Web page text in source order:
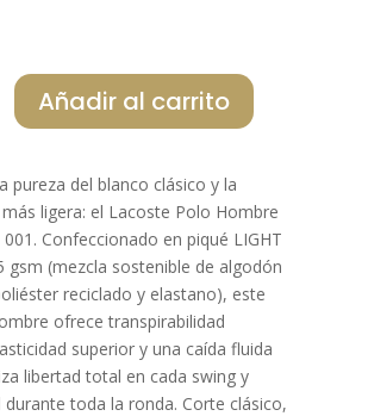
Añadir al carrito
pureza del blanco clásico y la
ligera: el Lacoste Polo Hombre
001. Confeccionado en piqué LIGHT
gsm (mezcla sostenible de algodón
reciclado y elastano), este
ofrece transpirabilidad
superior y una caída fluida
libertad total en cada swing y
toda la ronda. Corte clásico,